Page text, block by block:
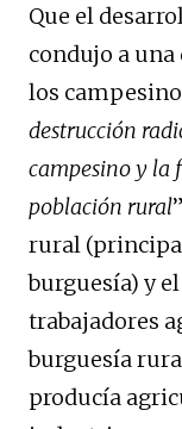
Que el
condujo a
los
destrucción
campesino y la
población rural
rural
burguesía) y
trabajadores
burguesía
producía